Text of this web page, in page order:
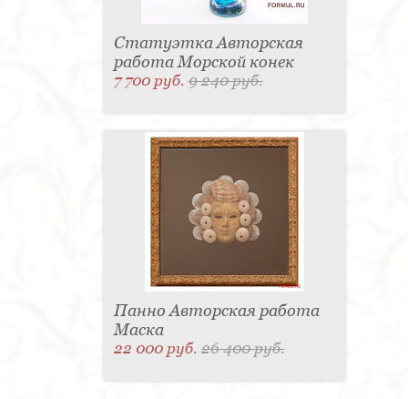
Статуэтка Авторская
работа Морской конек
7 700 руб.9 240 руб.
Панно Авторская работа
Маска
22 000 руб.26 400 руб.